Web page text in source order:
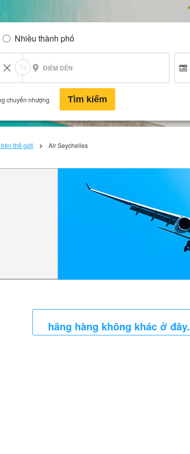
Nhiều thành phố
ĐIỂM ĐẾN
chuyển nhượng Tìm kiếm
thế giới Air Seychelles
hãng hàng không khác ở đây.